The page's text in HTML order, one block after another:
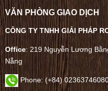
VĂN PHÒNG GIAO DỊCH
CÔNG TY TNHH GIẢI PHÁP
Office: 219 Nguyễn Lương
Nẵng
Phone:(+84)